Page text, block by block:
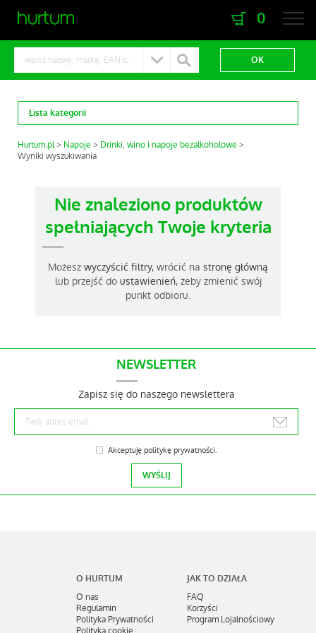
0
Lista kategorii
Hurtum.pl Napoje
Drinki, wino i napoje bezalkoholowe
Wyniki wyszukiwania
Nie znaleziono produktów
spełniających Twoje kryteria
Możesz wyczyścić filtry, wrócić na stronę główną
lub przejść do ustawienień, żeby zmienić swój
punkt odbioru.
NEWSLETTER
Zapisz się do naszego newslettera
Akceptuję politykę prywatności.
O HURTUM
O nas
Regulamin
Polityka Prywatności
Polityka cookie
JAK TO DZIAŁA
FAQ
Korzyści
Program Lojalnościowy